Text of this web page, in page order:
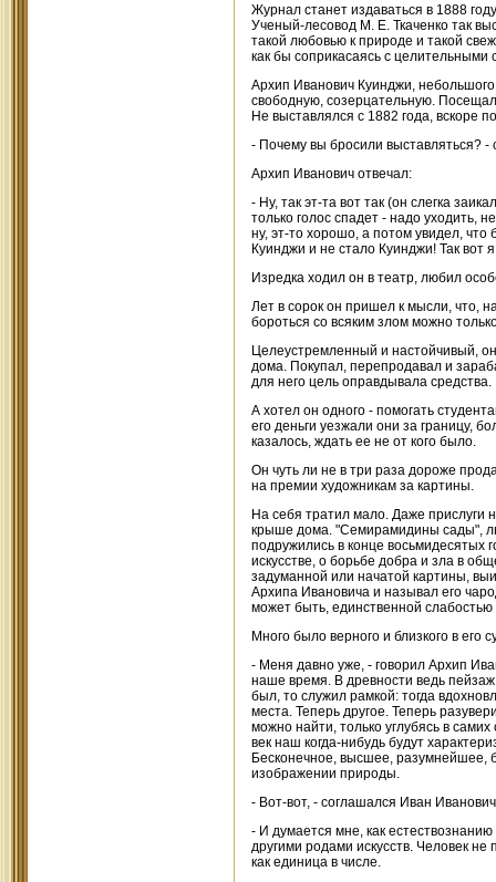
Журнал станет издаваться в 1888
Ученый-лесовод М. Е. Ткаченко так
такой любовью к природе и такой
как бы соприкасаясь с
Архип Иванович Куинджи,
свободную, созерцательную.
Не выставлялся с 1882 года, вскоре
- Почему вы бросили выставляться? -
Архип Иванович отвечал:
- Ну, так эт-та вот так (он слегка
только голос спадет - надо уходить,
ну, эт-то хорошо, а потом увидел, что
Куинджи и не стало Куинджи! Так вот
Изредка ходил он в театр, любил
Лет в сорок он пришел к мысли, что,
бороться со всяким злом можно
Целеустремленный и настойчивый,
дома. Покупал, перепродавал и
для него цель оправдывала средства.
А хотел он одного - помогать
его деньги уезжали они за границу,
казалось, ждать ее не от кого было.
Он чуть ли не в три раза дороже
на премии художникам за картины.
На себя тратил мало. Даже прислуги
крыше дома. "Семирамидины сады",
подружились в конце восьмидесятых
искусстве, о борьбе добра и зла в
задуманной или начатой картины,
Архипа Ивановича и называл его
может быть, единственной
Много было верного и близкого в его
- Меня давно уже, - говорил Архип
наше время. В древности ведь
был, то служил рамкой: тогда
места. Теперь другое. Теперь
можно найти, только углубясь в
век наш когда-нибудь будут
Бесконечное, высшее, разумнейшее,
изображении природы.
- Вот-вот, - соглашался Иван
- И думается мне, как
другими родами искусств. Человек не
как единица в числе.